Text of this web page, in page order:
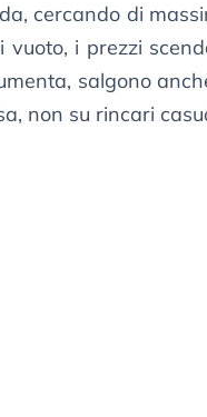
cercando di
i prezzi
salgono
non su rincari